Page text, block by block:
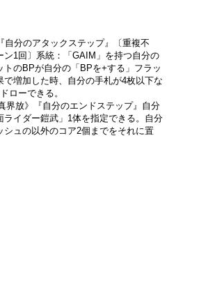
自分のアタックステップ』〔重複不
ン1回〕系統：「GAIM」を持つ自分の
トのBPが自分の「BPを+する」フラッ
で増加した時、自分の手札が4枚以下な
ローできる。
界放》『自分のエンドステップ』自分
ライダー鎧武」1体を指定できる。自分
シュの以外のコア2個までをそれに置